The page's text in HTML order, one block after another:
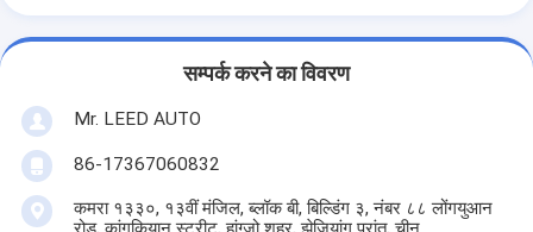
सम्पर्क करने का विवरण
Mr. LEED AUTO
86-17367060832
कमरा १३३०, १३वीं मंजिल, ब्लॉक बी, बिल्डिंग ३, नंबर ८८ लोंगयुआन